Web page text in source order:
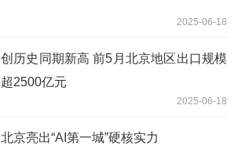
2025-06-18
创历史同期新高 前5月北京地区出口规模
超2500亿元
2025-06-18
北京亮出“AI第一城”硬核实力